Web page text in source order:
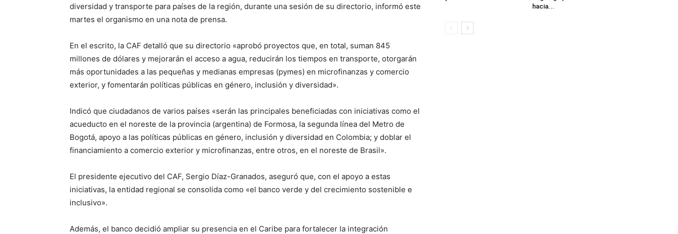
diversidad y transporte para países de la región, durante una sesión de su directorio, informó este
martes el organismo en una nota de prensa.
En el escrito, la CAF detalló que su directorio «aprobó proyectos que, en total, suman 845
millones de dólares y mejorarán el acceso a agua, reducirán los tiempos en transporte, otorgarán
más oportunidades a las pequeñas y medianas empresas (pymes) en microfinanzas y comercio
exterior, y fomentarán políticas públicas en género, inclusión y diversidad».
Indicó que ciudadanos de varios países «serán las principales beneficiadas con iniciativas como el
acueducto en el noreste de la provincia (argentina) de Formosa, la segunda línea del Metro de
Bogotá, apoyo a las políticas públicas en género, inclusión y diversidad en Colombia; y doblar el
financiamiento a comercio exterior y microfinanzas, entre otros, en el noreste de Brasil».
El presidente ejecutivo del CAF, Sergio Díaz-Granados, aseguró que, con el apoyo a estas
iniciativas, la entidad regional se consolida como «el banco verde y del crecimiento sostenible e
inclusivo».
Además, el banco decidió ampliar su presencia en el Caribe para fortalecer la integración
hacia...